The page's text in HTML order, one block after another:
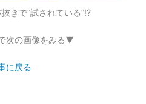
きで“試されている”!?
次の画像をみる▼
に戻る